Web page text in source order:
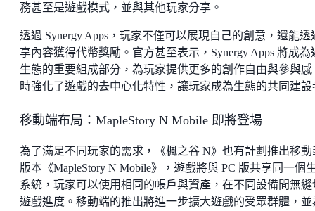
務甚至是遊戲模式，並與其他玩家分享。
透過 Synergy Apps，玩家不僅可以展現自己的創意，還能透
享內容獲得代幣獎勵。官方甚至表示，Synergy Apps 將成為
生態的重要組成部分，為玩家提供更多的創作自由與參與感
時強化了遊戲的去中心化特性，讓玩家成為生態的共同建設
移動端布局：MapleStory N Mobile 即將登場
為了滿足不同玩家的需求，《楓之谷 N》也有計劃推出移動
版本《MapleStory N Mobile》，遊戲將與 PC 版共享同一個
系統，玩家可以使用相同的帳戶與資產，在不同設備間無縫
遊戲進度。移動端的推出將進一步擴大遊戲的受眾群體，並